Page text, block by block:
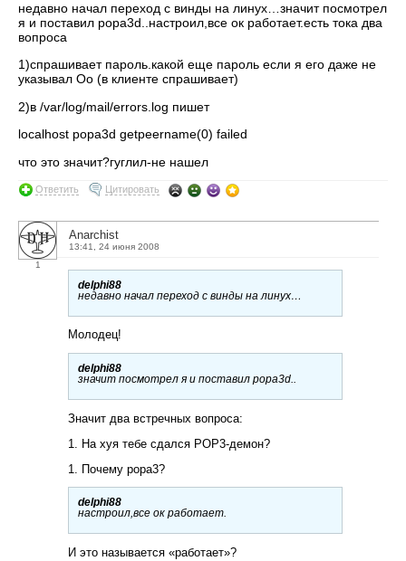
недавно начал переход с винды на линух…значит посмотрел
я и поставил popa3d..настроил,все ок работает.есть тока два
вопроса
1)спрашивает пароль.какой еще пароль если я его даже не
указывал Оо (в клиентe спрашивает)
2)в /var/log/mail/errors.log пишет
localhost popa3d getpeername(0) failed
что это значит?гуглил-не нашел
Ответить Цитировать
1
Anarchist
13:41, 24 июня 2008
delphi88
недавно начал переход с винды на линух…
Молодец!
delphi88
значит посмотрел я и поставил popa3d..
Значит два встречных вопроса:
1. На хуя тебе сдался POP3-демон?
1. Почему popa3?
delphi88
настроил,все ок работает.
И это называется «работает»?